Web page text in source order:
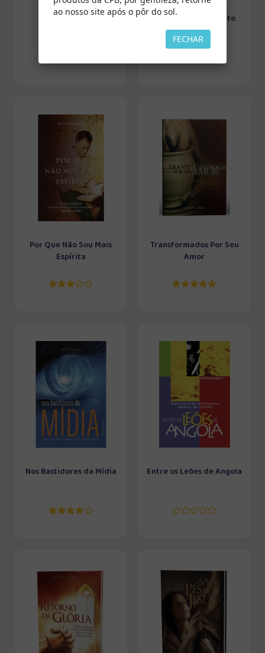
Encontros
O Batismo do Espírito
Santo
Por Que Não Sou Mais
Espírita
Transformados Por Seu
Amor
Nos Bastidores da Mídia Entre os Leões de Angola
ao nosso site após o pôr do sol.
FECHAR